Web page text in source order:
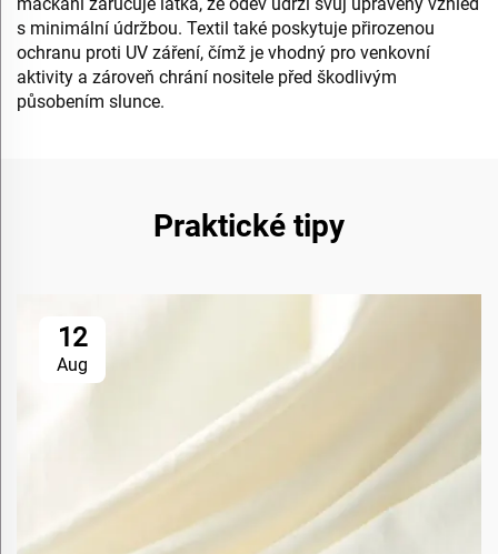
s minimální údržbou. Textil také poskytuje přirozenou
ochranu proti UV záření, čímž je vhodný pro venkovní
aktivity a zároveň chrání nositele před škodlivým
působením slunce.
Praktické tipy
12
Aug